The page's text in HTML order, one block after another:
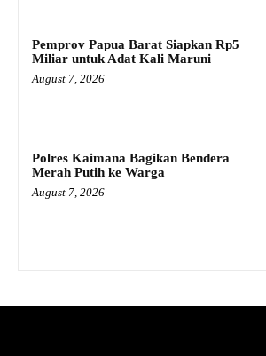
Pemprov Papua Barat Siapkan Rp5
Miliar untuk Adat Kali Maruni
August 7, 2026
Polres Kaimana Bagikan Bendera
Merah Putih ke Warga
August 7, 2026